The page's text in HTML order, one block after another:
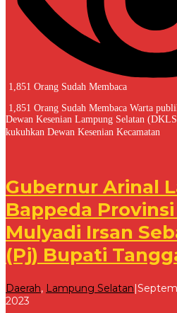
1,851 Orang Sudah Membaca
1,851 Orang Sudah Membaca Warta
Dewan Kesenian Lampung Selatan
kukuhkan Dewan Kesenian Kecamatan
Gubernur Arinal
Bappeda
Mulyadi Irsan
(Pj) Bupati
Daerah, Lampung Selatan|
2023